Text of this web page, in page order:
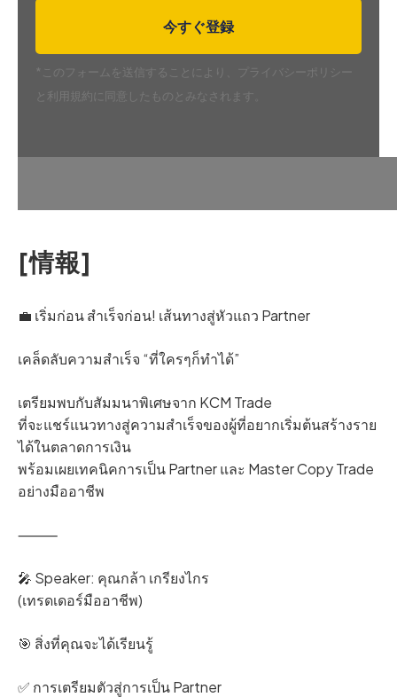
*このフォームを送信することにより、プライバシーポリシー
と利用規約に同意したものとみなされます。
[情報]
💼 เริ่มก่อน สำเร็จก่อน! เส้นทางสู่หัวแถว Partner
เคล็ดลับความสำเร็จ “ที่ใครๆก็ทำได้”
เตรียมพบกับสัมมนาพิเศษจาก KCM Trade
ที่จะแชร์แนวทางสู่ความสำเร็จของผู้ที่อยากเริ่มต้นสร้างราย
ได้ในตลาดการเงิน
พร้อมเผยเทคนิคการเป็น Partner และ Master Copy Trade
อย่างมืออาชีพ
⸻
🎤 Speaker: คุณกล้า เกรียงไกร
(เทรดเดอร์มืออาชีพ)
🎯 สิ่งที่คุณจะได้เรียนรู้
✅ การเตรียมตัวสู่การเป็น Partner